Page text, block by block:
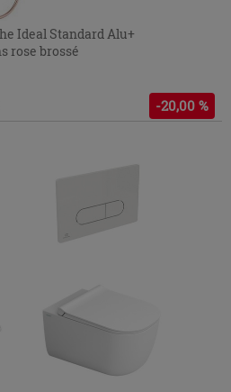
Ideal Standard Alu+
rose brossé
-20,00 %
via le service client